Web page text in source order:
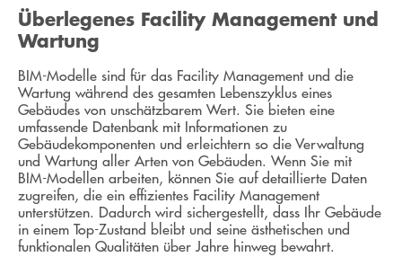
Überlegenes Facility Management und
Wartung
BIM-Modelle sind für das Facility Management und die
Wartung während des gesamten Lebenszyklus eines
Gebäudes von unschätzbarem Wert. Sie bieten eine
umfassende Datenbank mit Informationen zu
Gebäudekomponenten und erleichtern so die Verwaltung
und Wartung aller Arten von Gebäuden. Wenn Sie mit
BIM-Modellen arbeiten, können Sie auf detaillierte Daten
zugreifen, die ein effizientes Facility Management
unterstützen. Dadurch wird sichergestellt, dass Ihr Gebäude
in einem Top-Zustand bleibt und seine ästhetischen und
funktionalen Qualitäten über Jahre hinweg bewahrt.